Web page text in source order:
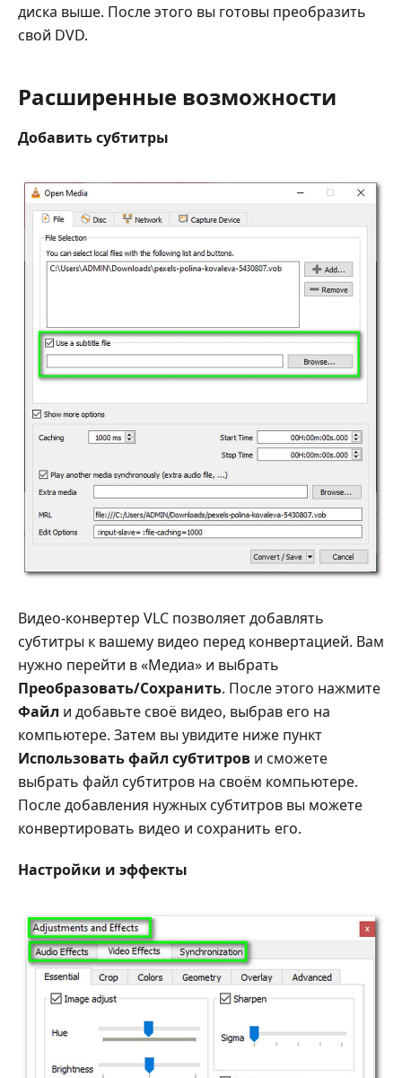
диска выше. После этого вы готовы преобразить
свой DVD.
Расширенные возможности
Добавить субтитры
Видео-конвертер VLC позволяет добавлять
субтитры к вашему видео перед конвертацией. Вам
нужно перейти в «Медиа» и выбрать
Преобразовать/Сохранить. После этого нажмите
Файл и добавьте своё видео, выбрав его на
компьютере. Затем вы увидите ниже пункт
Использовать файл субтитров и сможете
выбрать файл субтитров на своём компьютере.
После добавления нужных субтитров вы можете
конвертировать видео и сохранить его.
Настройки и эффекты